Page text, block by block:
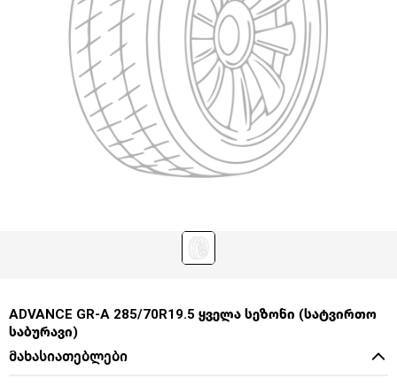
ADVANCE GR-A 285/70R19.5 ყველა სეზონი (სატვირთო
საბურავი)
მახასიათებლები